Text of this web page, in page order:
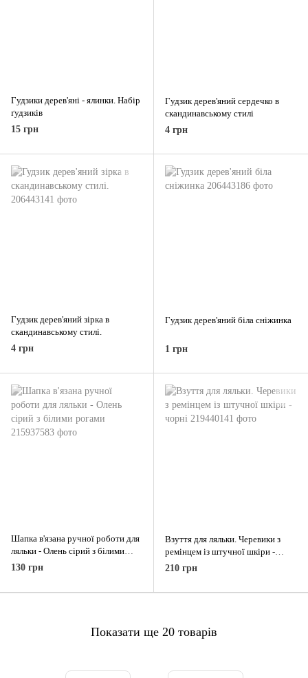
Гудзики дерев'яні - ялинки. Набір
ґудзиків
15 грн
Гудзик дерев'яний сердечко в
скандинавському стилі
4 грн
Гудзик дерев'яний зірка в
скандинавському стилі.
4 грн
Гудзик дерев'яний біла сніжинка
1 грн
Шапка в'язана ручної роботи для
ляльки - Олень сірий з білими
рогами
130 грн
Взуття для ляльки. Черевики з
ремінцем із штучної шкіри -
чорні
210 грн
Показати ще 20 товарів